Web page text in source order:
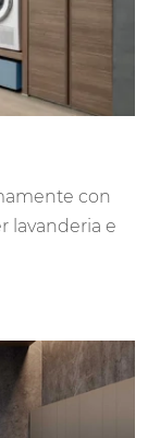
con
lavanderia e